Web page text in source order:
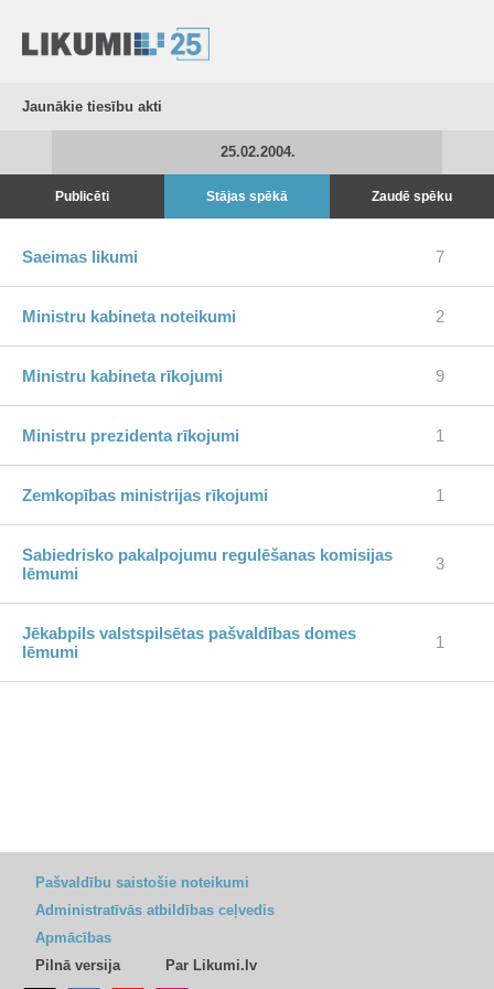
Jaunākie tiesību akti
25.02.2004.
Publicēti Stājas spēkā Zaudē spēku
Saeimas likumi 7
Ministru kabineta noteikumi 2
Ministru kabineta rīkojumi 9
Ministru prezidenta rīkojumi 1
Zemkopības ministrijas rīkojumi 1
Sabiedrisko pakalpojumu regulēšanas komisijas
lēmumi
3
Jēkabpils valstspilsētas pašvaldības domes
lēmumi
1
Pašvaldību saistošie noteikumi
Administratīvās atbildības ceļvedis
Apmācības
Pilnā versija
Par Likumi.lv